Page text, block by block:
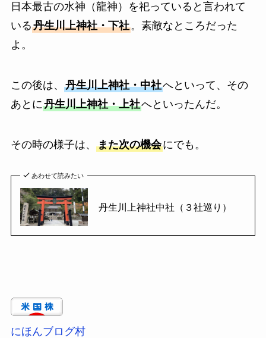
日本最古の水神（龍神）を祀っていると言われて
いる丹生川上神社・下社。素敵なところだった
よ。
この後は、 丹生川上神社・中社へといって、その
あとに丹生川上神社・上社へといったんだ。
その時の様子は、 また次の機会にでも。
あわせて読みたい
丹生川上神社中社（３社巡り）
にほんブログ村